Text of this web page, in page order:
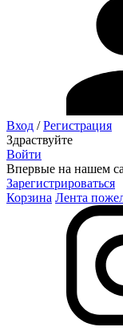
Вход /Регистрация
Здраствуйте
Войти
Впервые на нашем
Зарегистрироваться
Корзина Лента